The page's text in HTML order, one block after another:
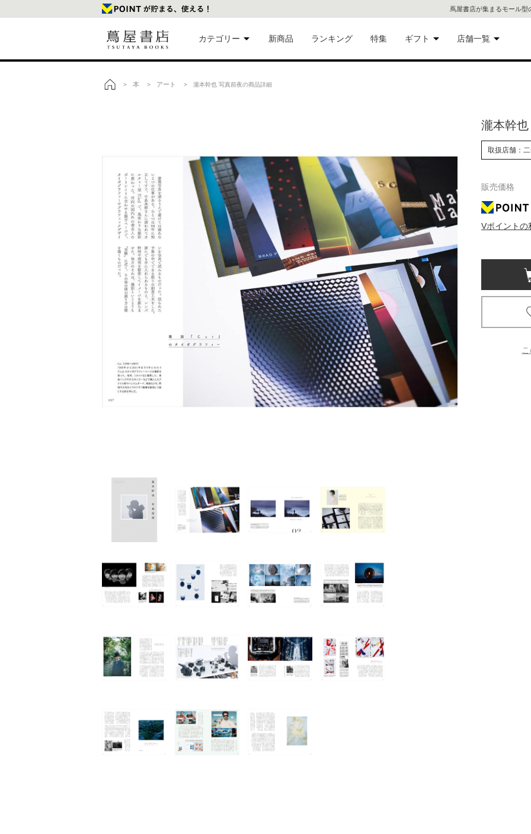
蔦屋書店が集まるモール型
カテゴリー
美術品
映像・音
文具
雑貨
家電
食品
eギフト
新商品 ランキング 特集 ギフト 店舗一覧
代官
屋書
書店
京都
京都
> 本 > アート > 瀧本幹也 写真前夜の商品詳細
瀧本幹
取扱店舗：
販売価格
Vポイントの